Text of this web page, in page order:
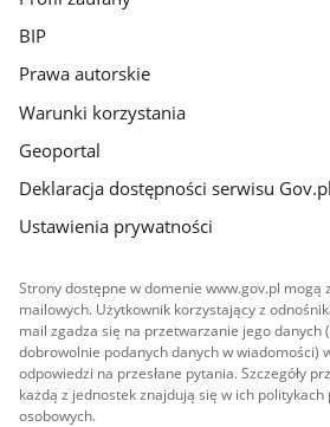
BIP
Prawa autorskie
Warunki korzystania
Geoportal
Deklaracja dostępności serwisu Gov.pl
Ustawienia prywatności
Strony dostępne w domenie www.gov.pl mogą
mailowych. Użytkownik korzystający z
mail zgadza się na przetwarzanie jego danych
dobrowolnie podanych danych w wiadomości)
odpowiedzi na przesłane pytania. Szczegóły
każdą z jednostek znajdują się w ich
osobowych.